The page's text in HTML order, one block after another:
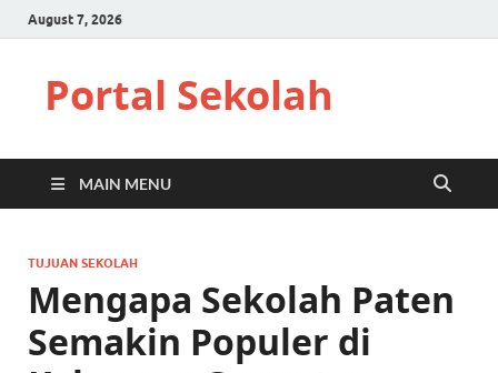
August 7, 2026
Portal Sekolah
MAIN MENU
TUJUAN SEKOLAH
Mengapa Sekolah Paten
Semakin Populer di